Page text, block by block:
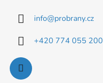
info@probrany.cz
+420 774 055 200